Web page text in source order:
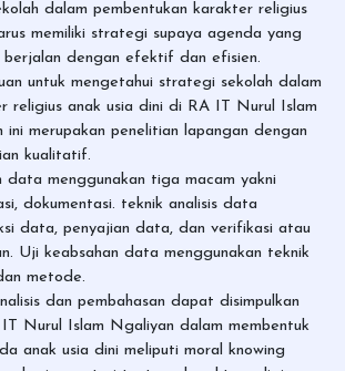
dalam pembentukan karakter religius
memiliki strategi supaya agenda yang
dengan efektif dan efisien.
untuk mengetahui strategi sekolah dalam
religius anak usia dini di RA IT Nurul Islam
ini merupakan penelitian lapangan dengan
kualitatif.
data menggunakan tiga macam yakni
dokumentasi. teknik analisis data
data, penyajian data, dan verifikasi atau
Uji keabsahan data menggunakan teknik
metode.
dan pembahasan dapat disimpulkan
Nurul Islam Ngaliyan dalam membentuk
anak usia dini meliputi moral knowing